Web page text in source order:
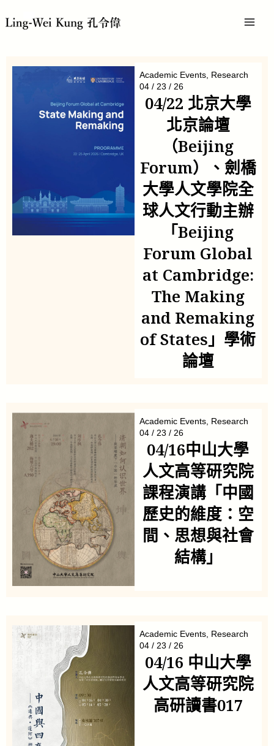
至
主
Academic Events, Research
04 / 23 / 26
04/22 北京大學
北京論壇
（Beijing
Forum）、劍橋
大學人文學院全
球人文行動主辦
「Beijing
Forum Global
at Cambridge:
The Making
and Remaking
of States」學術
論壇
Academic Events, Research
04 / 23 / 26
04/16中山大學
人文高等研究院
課程演講「中國
歷史的維度：空
間、思想與社會
結構」
Academic Events, Research
04 / 23 / 26
04/16 中山大學
人文高等研究院
高研讀書017